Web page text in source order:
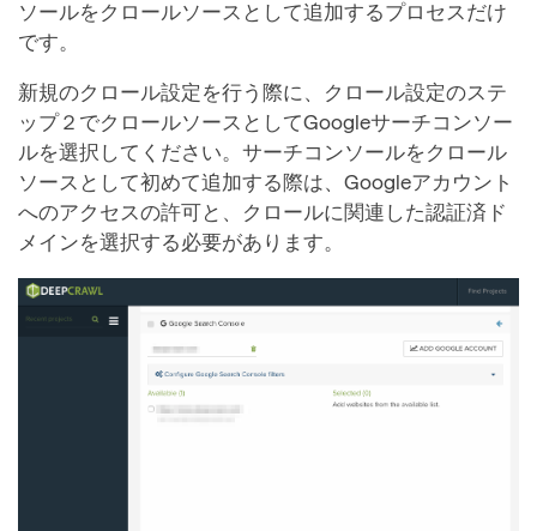
ソールをクロールソースとして追加するプロセスだけ
です。
新規のクロール設定を行う際に、クロール設定のステ
ップ２でクロールソースとしてGoogleサーチコンソー
ルを選択してください。サーチコンソールをクロール
ソースとして初めて追加する際は、Googleアカウント
へのアクセスの許可と、クロールに関連した認証済ド
メインを選択する必要があります。